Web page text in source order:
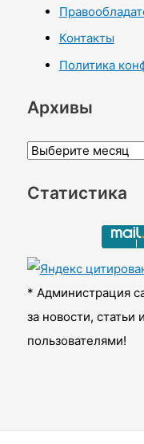
Контакты
Политика
Архивы
А
х
ы
Статистика
* Администрация
за новости,
пользователями!